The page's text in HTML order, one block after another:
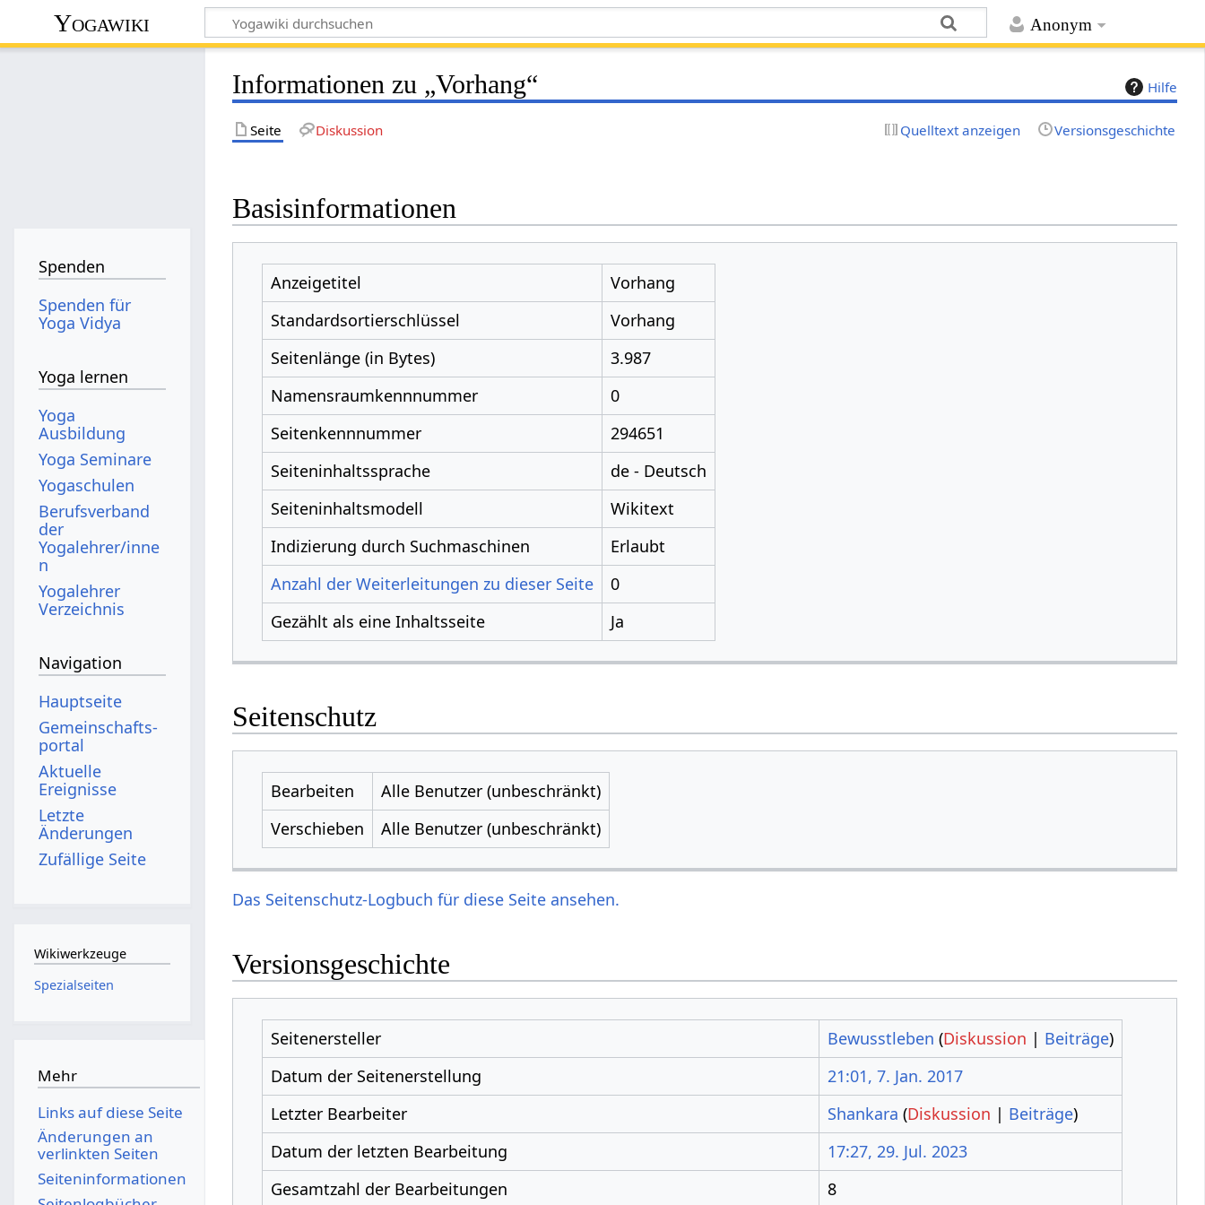
Anonym
Yogawiki
Hilfe
Informationen zu „Vorhang“
Seite Diskussion Quelltext anzeigen Versionsgeschichte
Basisinformationen
Anzeigetitel
Vorhang
Standardsortierschlüssel
Vorhang
Seitenlänge (in Bytes)
3.987
Namensraumkennnummer
0
Seitenkennnummer
294651
Seiteninhaltssprache
de - Deutsch
Seiteninhaltsmodell
Wikitext
Indizierung durch Suchmaschinen
Erlaubt
Anzahl der Weiterleitungen zu dieser Seite
0
Gezählt als eine Inhaltsseite
Ja
Seitenschutz
Bearbeiten
Alle Benutzer (unbeschränkt)
Verschieben
Alle Benutzer (unbeschränkt)
Das Seitenschutz-Logbuch für diese Seite ansehen.
Versionsgeschichte
Seitenersteller Bewusstleben (Diskussion | Beiträge)
Datum der Seitenerstellung
21:01, 7. Jan. 2017
Letzter Bearbeiter
Shankara (Diskussion | Beiträge)
Datum der letzten Bearbeitung
17:27, 29. Jul. 2023
Gesamtzahl der Bearbeitungen
8
Spenden
Spenden für
Yoga Vidya
Yoga lernen
Yoga
Ausbildung
Yoga Seminare
Yogaschulen
Berufsverband
der
Yogalehrer/inne
n
Yogalehrer
Verzeichnis
Navigation
Hauptseite
Gemeinschafts­
portal
Aktuelle
Ereignisse
Letzte
Änderungen
Zufällige Seite
Wikiwerkzeuge
Spezialseiten
Mehr
Links auf diese Seite
Änderungen an
verlinkten Seiten
Seiten­­informationen